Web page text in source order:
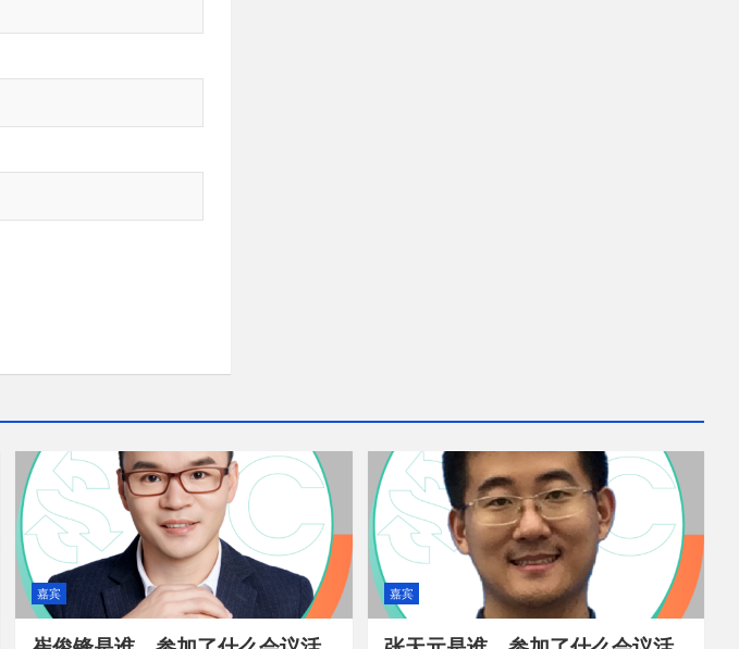
嘉宾 嘉宾